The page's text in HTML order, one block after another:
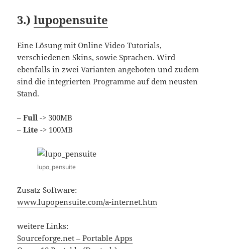
3.)lupopensuite
Eine Lösung mit Online Video Tutorials,
verschiedenen Skins, sowie Sprachen. Wird
ebenfalls in zwei Varianten angeboten und zudem
sind die integrierten Programme auf dem neusten
Stand.
–Full -> 300MB
–Lite -> 100MB
lupo_pensuite
Zusatz Software:
www.lupopensuite.com/a-internet.htm
weitere Links:
Sourceforge.net – Portable Apps